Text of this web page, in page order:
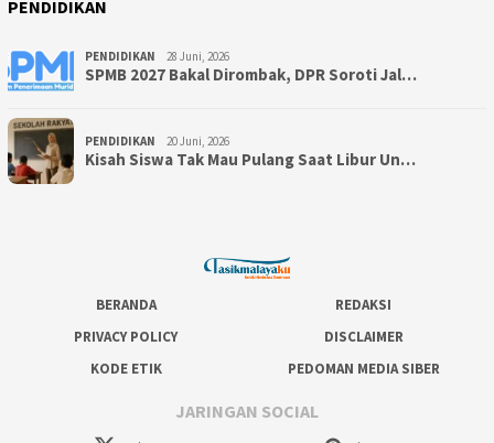
PENDIDIKAN
PENDIDIKAN 28 Juni, 2026
SPMB 2027 Bakal Dirombak, DPR Soroti Jal…
PENDIDIKAN 20 Juni, 2026
Kisah Siswa Tak Mau Pulang Saat Libur Un…
BERANDA
REDAKSI
PRIVACY POLICY
DISCLAIMER
KODE ETIK
PEDOMAN MEDIA SIBER
JARINGAN SOCIAL